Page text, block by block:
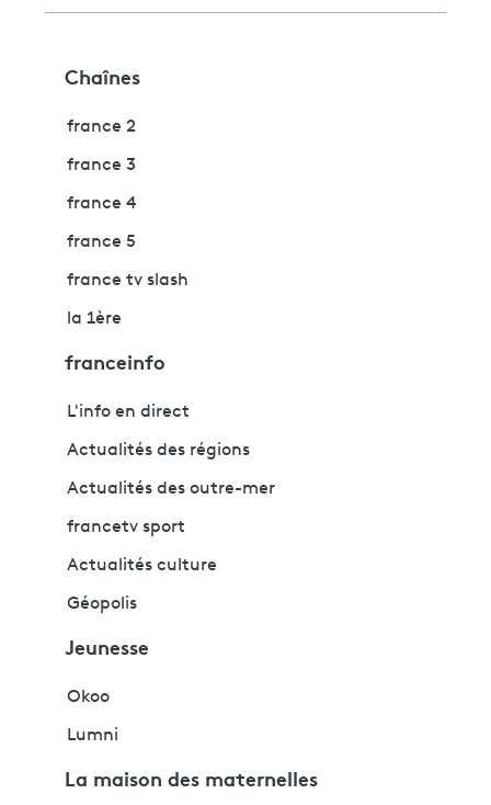
Chaînes
france 2
france 3
france 4
france 5
france tv slash
la 1ère
franceinfo
L'info en direct
Actualités des régions
Actualités des outre-mer
francetv sport
Actualités culture
Géopolis
Jeunesse
Okoo
Lumni
La maison des maternelles